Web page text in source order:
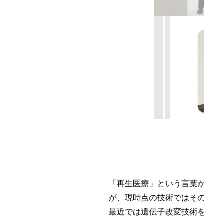
「再生医療」という言
が、現時点の技術ではそ
最近では遺伝子改変技術